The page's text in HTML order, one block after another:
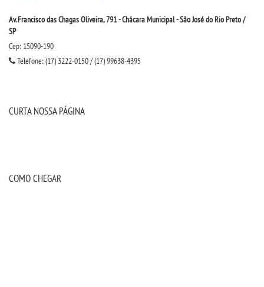
Av. Francisco das Chagas Oliveira, 791 - Chácara Municipal - São José do Rio Preto /
SP
Cep: 15090-190
Telefone: (17) 3222-0150 / (17) 99638-4395
CURTA NOSSA PÁGINA
COMO CHEGAR